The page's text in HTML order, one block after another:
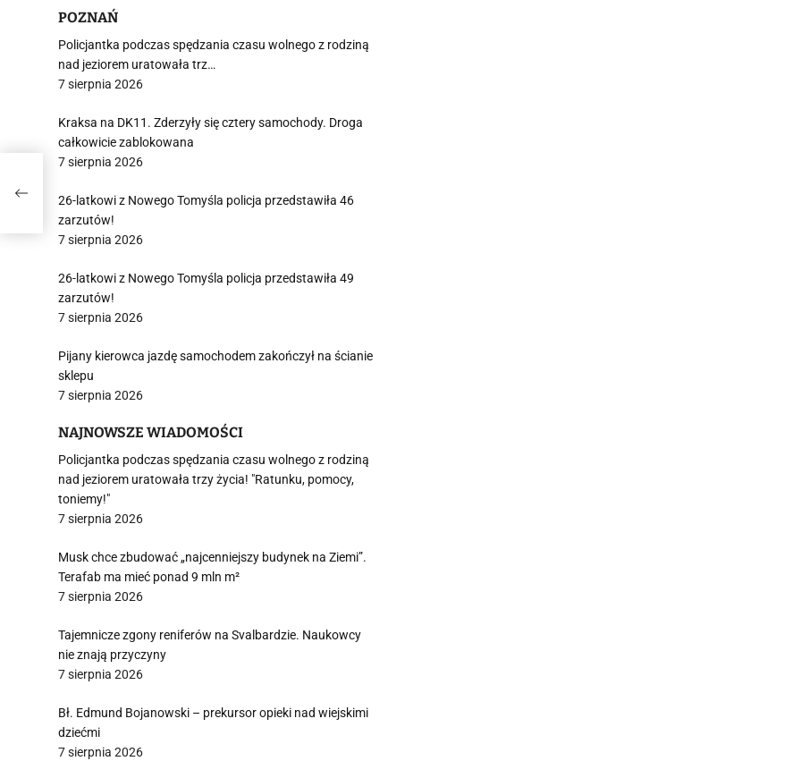
POZNAŃ
Policjantka podczas spędzania czasu wolnego z rodziną
nad jeziorem uratowała trz…
7 sierpnia 2026
Kraksa na DK11. Zderzyły się cztery samochody. Droga
całkowicie zablokowana
7 sierpnia 2026
26-latkowi z Nowego Tomyśla policja przedstawiła 46
zarzutów!
7 sierpnia 2026
26-latkowi z Nowego Tomyśla policja przedstawiła 49
zarzutów!
7 sierpnia 2026
Pijany kierowca jazdę samochodem zakończył na ścianie
sklepu
7 sierpnia 2026
NAJNOWSZE WIADOMOŚCI
Policjantka podczas spędzania czasu wolnego z rodziną
nad jeziorem uratowała trzy życia! "Ratunku, pomocy,
toniemy!"
7 sierpnia 2026
Musk chce zbudować „najcenniejszy budynek na Ziemi”.
Terafab ma mieć ponad 9 mln m²
7 sierpnia 2026
Tajemnicze zgony reniferów na Svalbardzie. Naukowcy
nie znają przyczyny
7 sierpnia 2026
Bł. Edmund Bojanowski – prekursor opieki nad wiejskimi
dziećmi
7 sierpnia 2026